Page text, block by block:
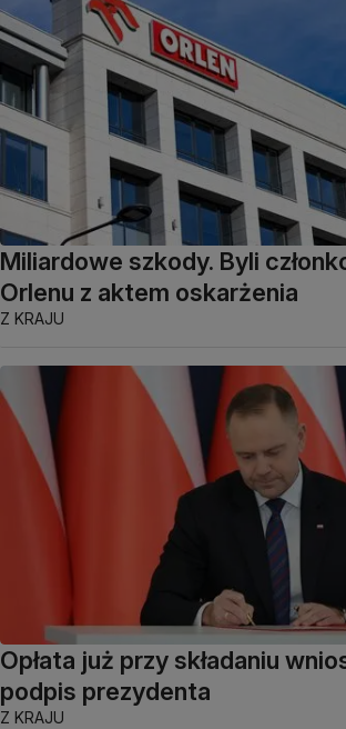
Miliardowe szkody. Byli
Orlenu z aktem oskarżenia
Z KRAJU
Opłata już przy składaniu
podpis prezydenta
Z KRAJU